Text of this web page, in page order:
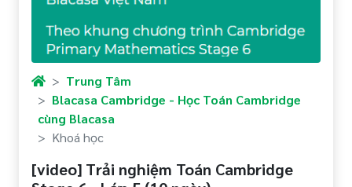
Trung Tâm
Blacasa Cambridge - Học Toán Cambridge
cùng Blacasa
Khoá học
[video] Trải nghiệm Toán Cambridge